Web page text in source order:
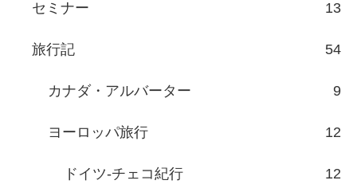
セミナー 13
旅行記 54
カナダ・アルバーター 9
ヨーロッパ旅行 12
ドイツ-チェコ紀行 12